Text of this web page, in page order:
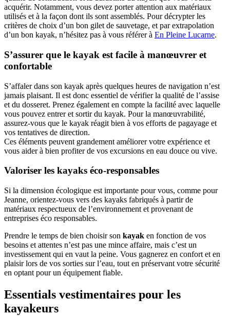
acquérir. Notamment, vous devez porter attention aux matériaux
utilisés et à la façon dont ils sont assemblés. Pour décrypter les
critères de choix d’un bon gilet de sauvetage, et par extrapolation
d’un bon kayak, n’hésitez pas à vous référer à En Pleine Lucarne.
S’assurer que le kayak est facile à manœuvrer et
confortable
S’affaler dans son kayak après quelques heures de navigation n’est
jamais plaisant. Il est donc essentiel de vérifier la qualité de l’assise
et du dosseret. Prenez également en compte la facilité avec laquelle
vous pouvez entrer et sortir du kayak. Pour la manœuvrabilité,
assurez-vous que le kayak réagit bien à vos efforts de pagayage et
vos tentatives de direction.
Ces éléments peuvent grandement améliorer votre expérience et
vous aider à bien profiter de vos excursions en eau douce ou vive.
Valoriser les kayaks éco-responsables
Si la dimension écologique est importante pour vous, comme pour
Jeanne, orientez-vous vers des kayaks fabriqués à partir de
matériaux respectueux de l’environnement et provenant de
entreprises éco responsables.
Prendre le temps de bien choisir son kayak en fonction de vos
besoins et attentes n’est pas une mince affaire, mais c’est un
investissement qui en vaut la peine. Vous gagnerez en confort et en
plaisir lors de vos sorties sur l’eau, tout en préservant votre sécurité
en optant pour un équipement fiable.
Essentials vestimentaires pour les
kayakeurs